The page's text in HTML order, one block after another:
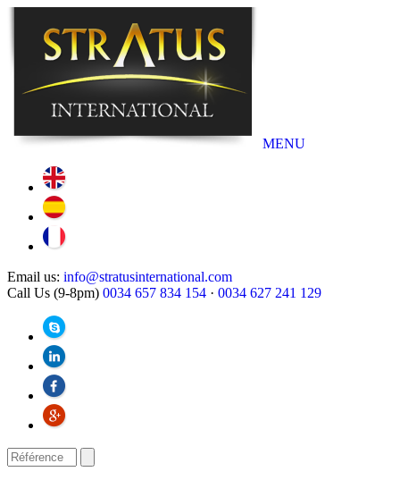
MENU
Email us: info@stratusinternational.com
Call Us (9-8pm) 0034 657 834 154 · 0034 627 241 129